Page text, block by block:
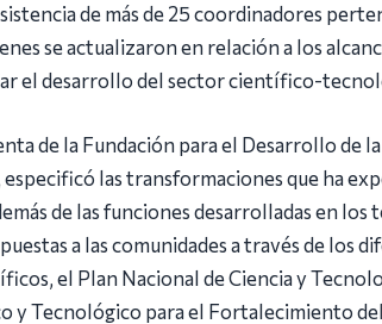
de más de 25 coordinadores
se actualizaron en relación a los
el desarrollo del sector científico-
de la Fundación para el Desarrollo de
las transformaciones que ha
de las funciones desarrolladas en
a las comunidades a través de los
el Plan Nacional de Ciencia y
y Tecnológico para el Fortalecimiento